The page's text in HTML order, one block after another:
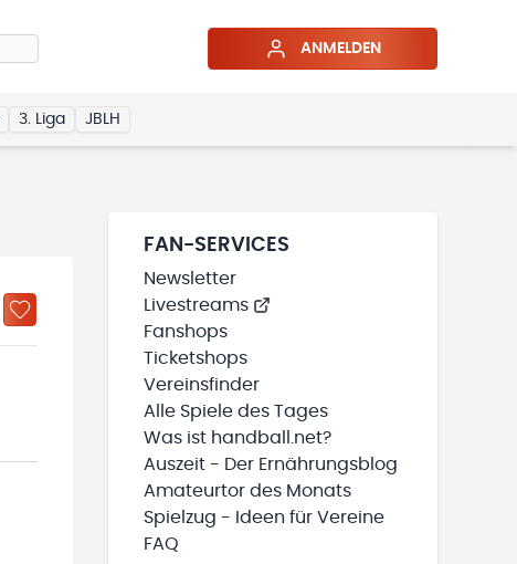
ANMELDEN
3. Liga JBLH
FAN-SERVICES
Newsletter
Livestreams
Fanshops
Ticketshops
Vereinsfinder
Alle Spiele des Tages
Was ist handball.net?
Auszeit - Der Ernährungsblog
Amateurtor des Monats
Spielzug - Ideen für Vereine
FAQ